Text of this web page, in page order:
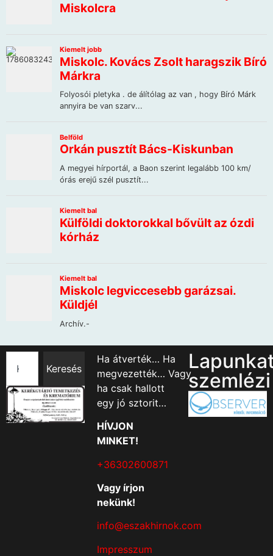
Keresés
Ha átverték… Ha
megvezették… Vagy
ha csak hallott
egy jó sztorit…
HÍVJON
MINKET!
+36302600871
Vagy írjon
nekünk!
info@eszakhirnok.com
Impresszum
szemlézi